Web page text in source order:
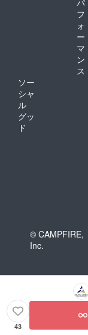
パ
フ
ォ
ー
マ
ン
ス
ソー
シャ
ル
グッ
ド
© CAMPFIRE,
Inc.
43